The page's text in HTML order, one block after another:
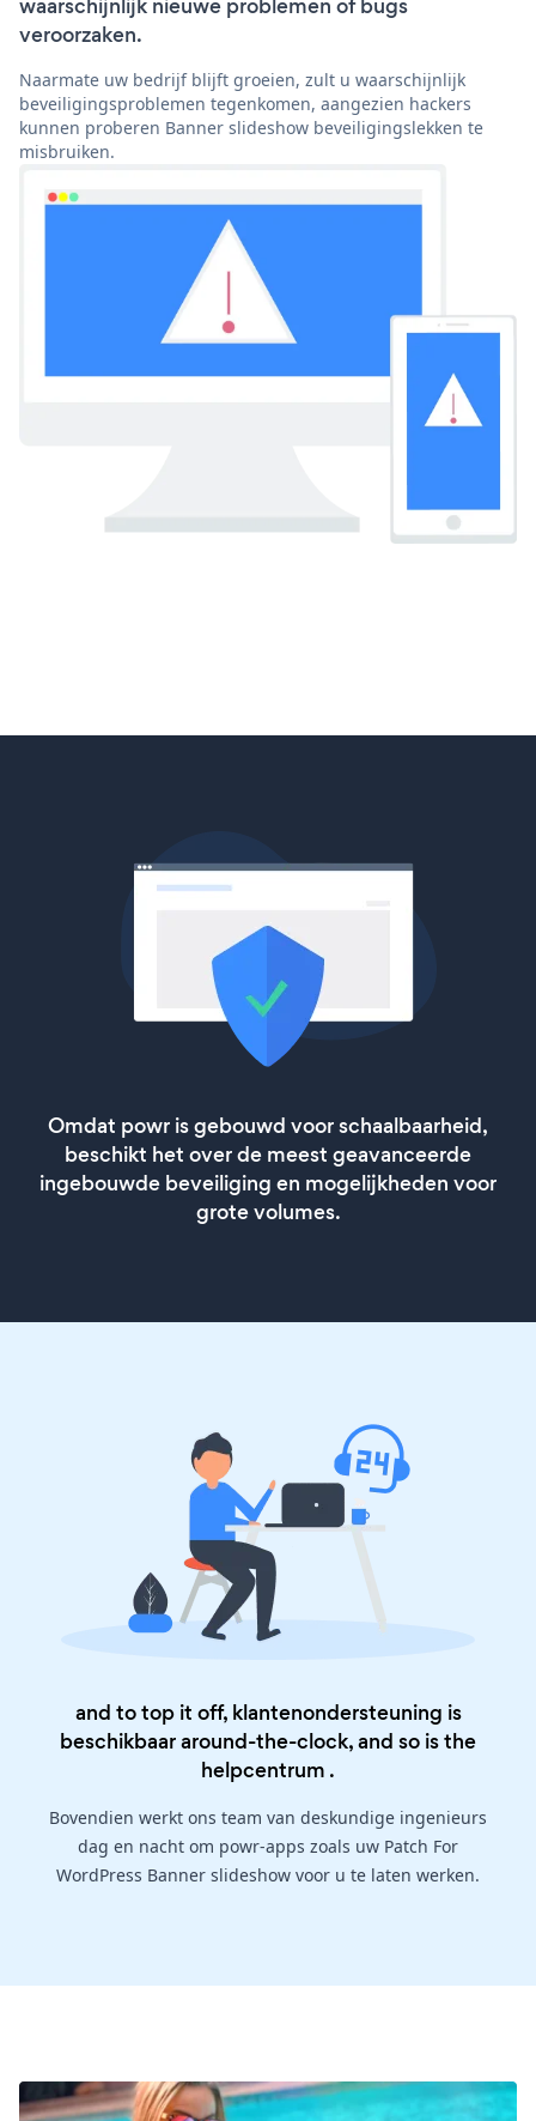
waarschijnlijk nieuwe problemen of bugs
veroorzaken.
Naarmate uw bedrijf blijft groeien, zult u waarschijnlijk
beveiligingsproblemen tegenkomen, aangezien hackers
kunnen proberen Banner slideshow beveiligingslekken te
misbruiken.
Omdat powr is gebouwd voor schaalbaarheid,
beschikt het over de meest geavanceerde
ingebouwde beveiliging en mogelijkheden voor
grote volumes.
and to top it off, klantenondersteuning is
beschikbaar around-the-clock, and so is the
helpcentrum .
Bovendien werkt ons team van deskundige ingenieurs
dag en nacht om powr-apps zoals uw Patch For
WordPress Banner slideshow voor u te laten werken.